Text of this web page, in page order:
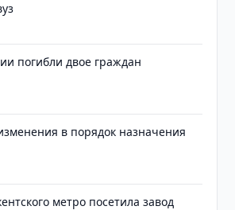
погибли двое граждан
в порядок назначения
метро посетила завод